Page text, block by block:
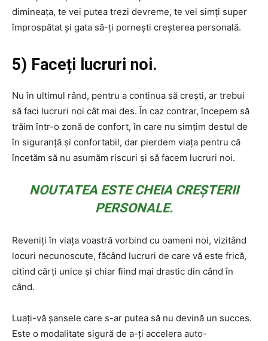
dimineața, te vei putea trezi devreme, te vei simți super
împrospătat și gata să-ți pornești creșterea personală.
5) Faceți lucruri noi.
Nu în ultimul rând, pentru a continua să crești, ar trebui
să faci lucruri noi cât mai des. În caz contrar, începem să
trăim într-o zonă de confort, în care nu simțim destul de
în siguranță și confortabil, dar pierdem viața pentru că
încetăm să nu asumăm riscuri și să facem lucruri noi.
NOUTATEA ESTE CHEIA CREȘTERII
PERSONALE.
Reveniți în viața voastră vorbind cu oameni noi, vizitând
locuri necunoscute, făcând lucruri de care vă este frică,
citind cărți unice și chiar fiind mai drastic din când în
când.
Luați-vă șansele care s-ar putea să nu devină un succes.
Este o modalitate sigură de a-ți accelera auto-